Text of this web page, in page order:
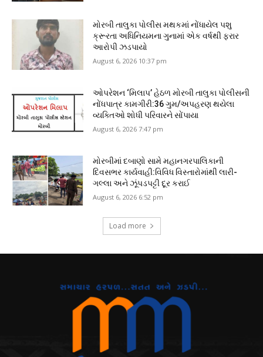
મોરબી તાલુકા પોલીસ મથકમાં નોંધાયેલ પશુ
ક્રૂરતા અધિનિયમના ગુનામાં એક વર્ષથી ફરાર
આરોપી ઝડપાયો
August 6, 2026 10:37 pm
ઓપરેશન ‘મિલાપ’ હેઠળ મોરબી તાલુકા પોલીસની
નોંધપાત્ર કામગીરી:36 ગુમ/અપહરણ થયેલા
વ્યક્તિઓ શોધી પરિવારને સોંપાયા
August 6, 2026 7:47 pm
મોરબીમાં દબાણો સામે મહાનગરપાલિકાની
દિવસભર કાર્યવાહી:વિવિધ વિસ્તારોમાંથી લારી-
ગલ્લા અને ઝૂંપડપટ્ટી દૂર કરાઈ
August 6, 2026 6:52 pm
Load more